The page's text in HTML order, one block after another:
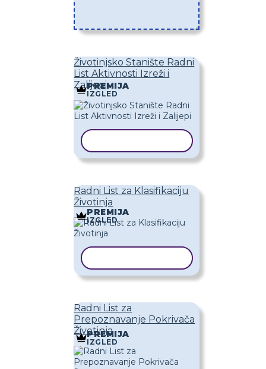
Životinjsko Stanište Radni
List Aktivnosti Izreži i
Zalijepi
PREMIJA
IZGLED
Radni List za Klasifikaciju
Životinja
PREMIJA
IZGLED
Radni List za
Prepoznavanje Pokrivača
Životinja
PREMIJA
IZGLED